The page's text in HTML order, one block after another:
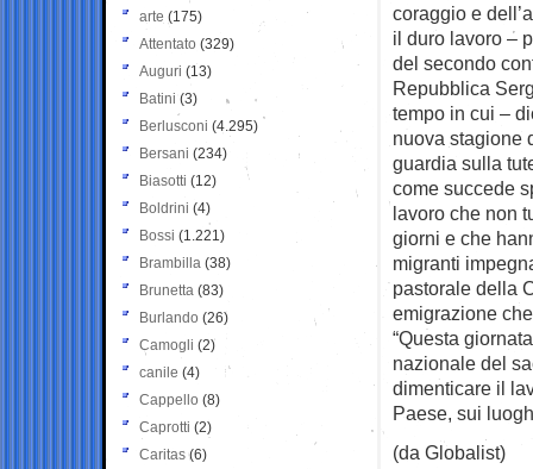
coraggio e
il duro lavoro –
del secondo
Repubblica
tempo in cui –
nuova stagione
guardia sulla
come succede
lavoro che non
giorni e che
migranti
pastorale della
emigrazione
“Questa
nazionale del
dimenticare il
Paese, sui
(da Globalist)
arte (175)
Attentato (329)
Auguri (13)
Batini (3)
Berlusconi (4.295)
Bersani (234)
Biasotti (12)
Boldrini (4)
Bossi (1.221)
Brambilla (38)
Brunetta (83)
Burlando (26)
Camogli (2)
canile (4)
Cappello (8)
Caprotti (2)
Caritas (6)